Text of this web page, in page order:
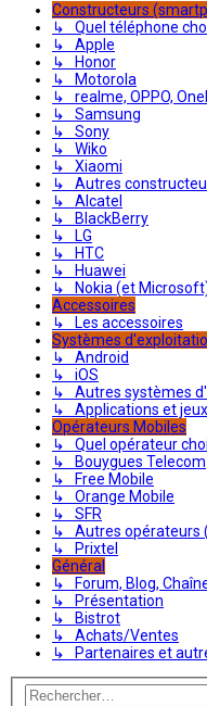
Constructeurs
↳ Quel téléphone
↳ Apple
↳ Honor
↳ Motorola
↳ realme, OPPO,
↳ Samsung
↳ Sony
↳ Wiko
↳ Xiaomi
↳ Autres
↳ Alcatel
↳ BlackBerry
↳ LG
↳ HTC
↳ Huawei
↳ Nokia (et
Accessoires
↳ Les accessoires
Systèmes
↳ Android
↳ iOS
↳ Autres systèmes
↳ Applications et jeux
Opérateurs Mobiles
↳ Quel opérateur
↳ Bouygues Telecom
↳ Free Mobile
↳ Orange Mobile
↳ SFR
↳ Autres opérateurs
↳ Prixtel
Général
↳ Forum, Blog,
↳ Présentation
↳ Bistrot
↳ Achats/Ventes
↳ Partenaires et